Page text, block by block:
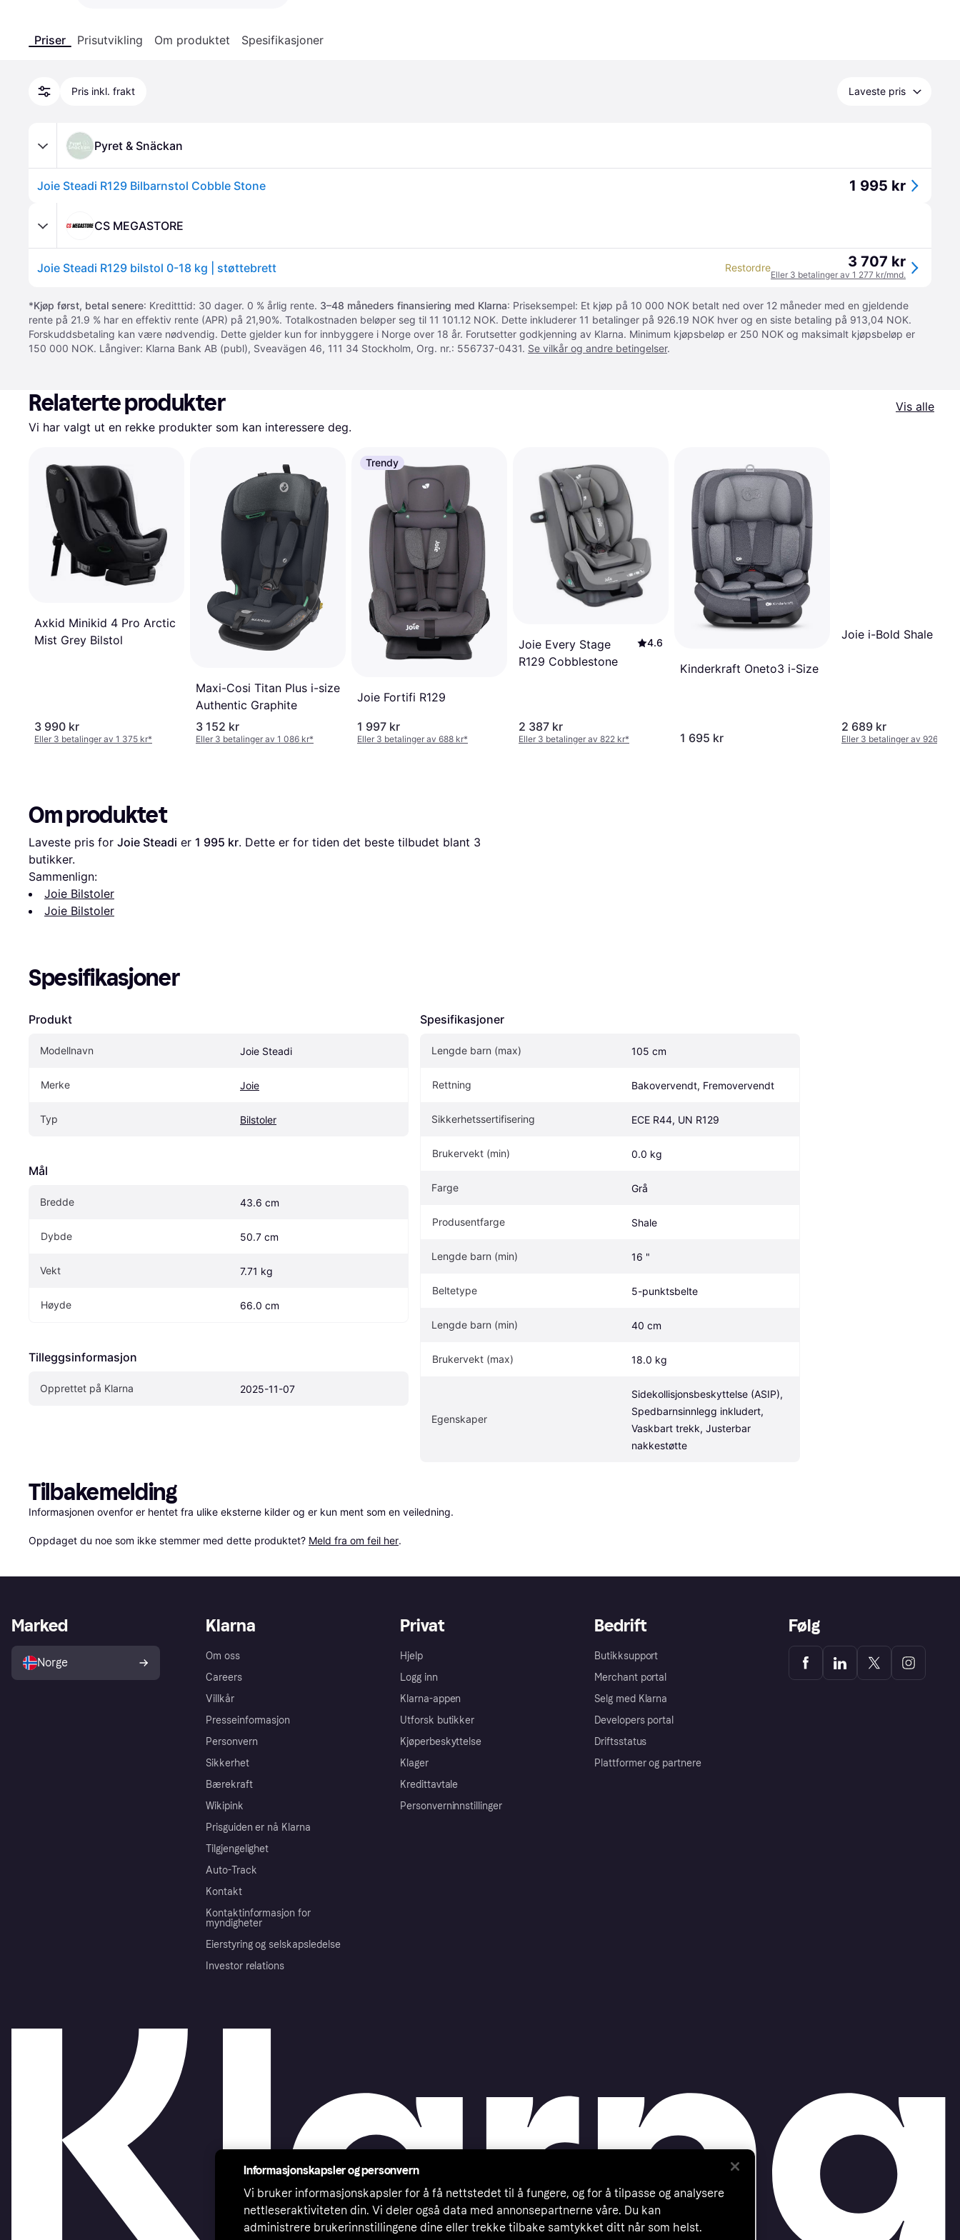
Priser Prisutvikling Om produktet Spesifikasjoner
Pris inkl. frakt Laveste pris
Pyret & Snäckan
Joie Steadi R129 Bilbarnstol Cobble Stone 1 995 kr
CS MEGASTORE
Joie Steadi R129 bilstol 0-18 kg | støttebrett Restordre 3 707 kr
Eller 3 betalinger av 1 277 kr/mnd.
*Kjøp først, betal senere: Kreditttid: 30 dager. 0 % årlig rente. 3–48 måneders finansiering med Klarna: Priseksempel: Et kjøp på 10 000 NOK betalt ned over 12 måneder med en gjeldende
rente på 21.9 % har en effektiv rente (APR) på 21,90%. Totalkostnaden beløper seg til 11 101.12 NOK. Dette inkluderer 11 betalinger på 926.19 NOK hver og en siste betaling på 913,04 NOK.
Forskuddsbetaling kan være nødvendig. Dette gjelder kun for innbyggere i Norge over 18 år. Forutsetter godkjenning av Klarna. Minimum kjøpsbeløp er 250 NOK og maksimalt kjøpsbeløp er
150 000 NOK. Långiver: Klarna Bank AB (publ), Sveavägen 46, 111 34 Stockholm, Org. nr.: 556737-0431. Se vilkår og andre betingelser.
Relaterte produkter
Vis alle
Vi har valgt ut en rekke produkter som kan interessere deg.
Axkid Minikid 4 Pro Arctic
Mist Grey Bilstol
3 990 kr
Eller 3 betalinger av 1 375 kr*
Maxi-Cosi Titan Plus i-size
Authentic Graphite
3 152 kr
Eller 3 betalinger av 1 086 kr*
Trendy
Joie Fortifi R129
1 997 kr
Eller 3 betalinger av 688 kr*
Joie Every Stage
R129 Cobblestone
4.6
2 387 kr
Eller 3 betalinger av 822 kr*
Kinderkraft Oneto3 i-Size
1 695 kr
Joie i-Bold Shale
2 689 kr
Eller 3 betalinger av 926 kr
Om produktet
Laveste pris for Joie Steadi er 1 995 kr. Dette er for tiden det beste tilbudet blant 3
butikker.
Sammenlign:
Joie Bilstoler
Joie Bilstoler
Spesifikasjoner
Produkt
Modellnavn Joie Steadi
Merke Joie
Typ Bilstoler
Mål
Bredde 43.6 cm
Dybde 50.7 cm
Vekt 7.71 kg
Høyde 66.0 cm
Tilleggsinformasjon
Opprettet på Klarna 2025-11-07
Spesifikasjoner
Lengde barn (max) 105 cm
Rettning Bakovervendt, Fremovervendt
Sikkerhetssertifisering ECE R44, UN R129
Brukervekt (min) 0.0 kg
Farge Grå
Produsentfarge Shale
Lengde barn (min) 16 "
Beltetype 5-punktsbelte
Lengde barn (min) 40 cm
Brukervekt (max) 18.0 kg
Egenskaper
Sidekollisjonsbeskyttelse (ASIP),
Spedbarnsinnlegg inkludert,
Vaskbart trekk, Justerbar
nakkestøtte
Tilbakemelding
Informasjonen ovenfor er hentet fra ulike eksterne kilder og er kun ment som en veiledning.
Oppdaget du noe som ikke stemmer med dette produktet? Meld fra om feil her.
Klarna
Om oss
Careers
Villkår
Presseinformasjon
Personvern
Sikkerhet
Bærekraft
Wikipink
Prisguiden er nå Klarna
Tilgjengelighet
Auto-Track
Kontakt
Kontaktinformasjon for
myndigheter
Eierstyring og selskapsledelse
Investor relations
Privat
Hjelp
Logg inn
Klarna-appen
Utforsk butikker
Kjøperbeskyttelse
Klager
Kredittavtale
Personverninnstillinger
Bedrift
Butikksupport
Merchant portal
Selg med Klarna
Developers portal
Driftsstatus
Plattformer og partnere
Marked
Norge
Følg
Informasjonskapsler og personvern
Vi bruker informasjonskapsler for å få nettstedet til å fungere, og for å tilpasse og analysere
nettleseraktiviteten din. Vi deler også data med annonsepartnerne våre. Du kan
administrere brukerinnstillingene dine eller trekke tilbake samtykket ditt når som helst.